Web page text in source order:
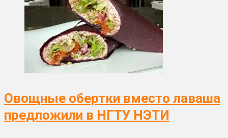
Овощные обертки вместо лаваша
предложили в НГТУ НЭТИ